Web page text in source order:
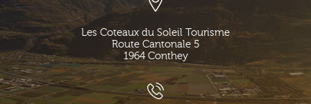
Les Coteaux du Soleil Tourisme
Route Cantonale 5
1964 Conthey